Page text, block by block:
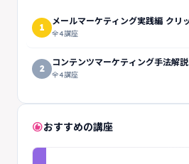
recommendおすすめの講座
1
メールマーケティング実践編 クリ
方法
全4講座
2
コンテンツマーケティング手法解説
全4講座